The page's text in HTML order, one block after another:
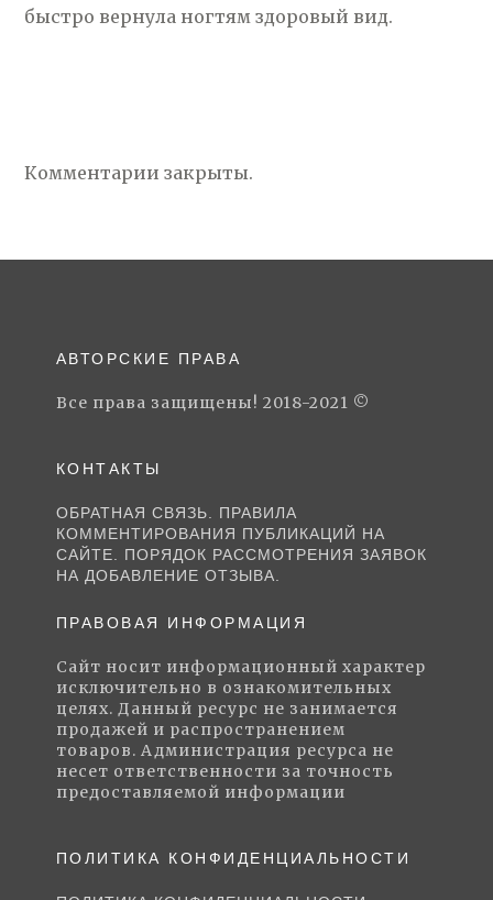
быстро вернула ногтям здоровый вид.
Комментарии закрыты.
АВТОРСКИЕ ПРАВА
Все права защищены! 2018-2021 ©
КОНТАКТЫ
ОБРАТНАЯ СВЯЗЬ. ПРАВИЛА
КОММЕНТИРОВАНИЯ ПУБЛИКАЦИЙ НА
САЙТЕ. ПОРЯДОК РАССМОТРЕНИЯ ЗАЯВОК
НА ДОБАВЛЕНИЕ ОТЗЫВА.
ПРАВОВАЯ ИНФОРМАЦИЯ
Сайт носит информационный характер
исключительно в ознакомительных
целях. Данный ресурс не занимается
продажей и распространением
товаров. Администрация ресурса не
несет ответственности за точность
предоставляемой информации
ПОЛИТИКА КОНФИДЕНЦИАЛЬНОСТИ